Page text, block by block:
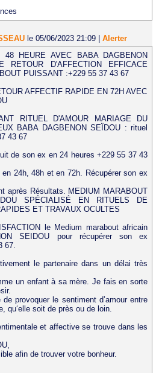
le 05/06/2023 21:09
Alerter
48 HEURE AVEC BABA DAGBENON
D'AFFECTION EFFICACE
PUISSANT :+229 55 37 43 67
AFFECTIF RAPIDE EN 72H AVEC
RITUEL D'AMOUR MARIAGE DU
BABA DAGBENON SEÏDOU : rituel
43 67
de son ex en 24 heures +229 55 37 43
24h, 48h et en 72h. Récupérer son ex
après Résultats. MEDIUM MARABOUT
SPÉCIALISÉ EN RITUELS DE
ET TRAVAUX OCULTES
le Medium marabout africain
SEIDOU pour récupérer son ex
67.
le partenaire dans un délai très
un enfant à sa mère. Je fais en sorte
provoquer le sentiment d’amour entre
qu‘elle soit de près ou de loin.
et affective se trouve dans les
afin de trouver votre bonheur.